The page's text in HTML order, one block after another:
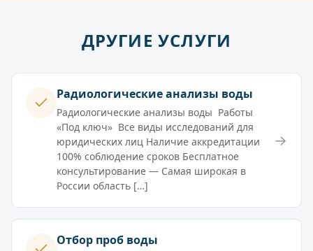
ДРУГИЕ УСЛУГИ
Радиологические анализы воды
Радиологические анализы воды Работы
«Под ключ» Все виды исследований для
юридических лиц Наличие аккредитации
100% соблюдение сроков Бесплатное
консультирование — Самая широкая в
России область […]
→
Отбор проб воды